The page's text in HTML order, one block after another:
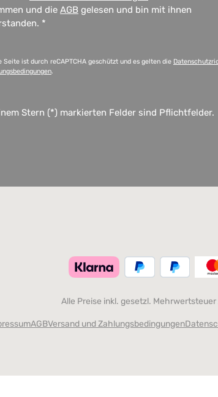
und die AGB gelesen und bin mit ihnen
*
Seite ist durch reCAPTCHA geschützt und es gelten die
.
Stern (*) markierten Felder sind Pflichtfelder.
Alle Preise inkl. gesetzl. Mehrwertsteuer
AGBVersand und Zahlungsbedingungen